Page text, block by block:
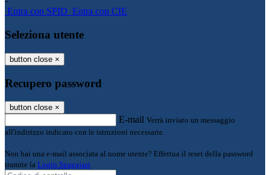
Entra con SPID Entra con CIE
Seleziona utente
button close ×
Recupero password
button close ×
E-mail Verrà inviato un messaggio
all'indirizzo indicato con le istruzioni necessarie.
Non hai una e-mail associata al nome utente? Effettua il reset della password
tramite la Login Spaggiari